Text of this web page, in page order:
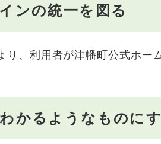
ンの統一を図る
、利用者が津幡町公式ホー
かるようなものに